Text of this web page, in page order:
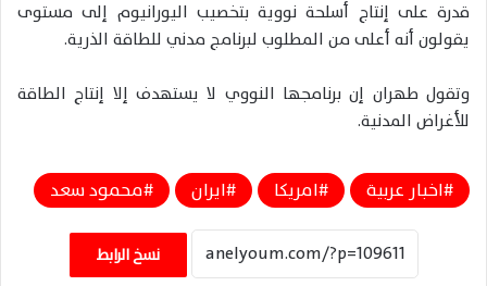
قدرة على إنتاج أسلحة نووية بتخصيب اليورانيوم إلى مستوى
يقولون أنه أعلى من المطلوب لبرنامج مدني للطاقة الذرية.
وتقول طهران إن برنامجها النووي لا يستهدف إلا إنتاج الطاقة
للأغراض المدنية.
اخبار عربية امريكا ايران محمود سعد
نسخ الرابط